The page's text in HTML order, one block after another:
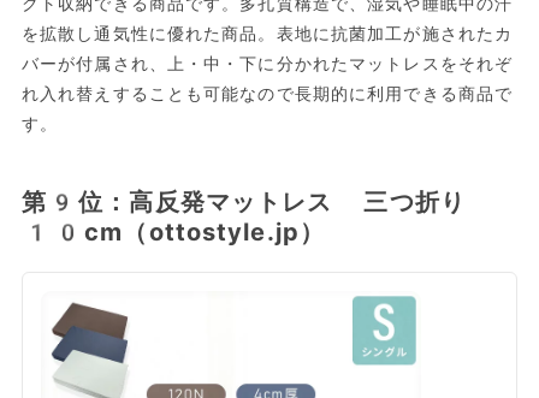
クト収納できる商品です。多孔質構造で、湿気や睡眠中の汗
を拡散し通気性に優れた商品。表地に抗菌加工が施されたカ
バーが付属され、上・中・下に分かれたマットレスをそれぞ
れ入れ替えすることも可能なので長期的に利用できる商品で
す。
第9位：高反発マットレス 三つ折り
10cm（ottostyle.jp）